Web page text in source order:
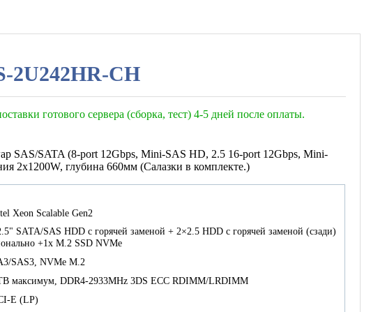
2U242HR-CH
готового сервера (сборка, тест) 4-5 дней после оплаты.
SAS/SATA (8-port 12Gbps, Mini-SAS HD, 2.5 16-port 12Gbps, Mini-
2x1200W, глубина 660мм (Салазки в комплекте.)
Xeon Scalable Gen2
SATA/SAS HDD с горячей заменой + 2×2.5 HDD с горячей заменой (сзади)
+1x M.2 SSD NVMe
SAS3, NVMe M.2
максимум, DDR4-2933MHz 3DS ECC RDIMM/LRDIMM
E (LP)